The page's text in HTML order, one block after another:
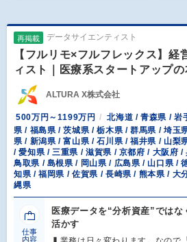
再掲載 データサイエンティスト
【フルリモ×フルフレックス】経
ィスト｜医療系スタートアップ
ALTURA X株式会社
500万円～1199万円
北海道 / 青森県 / 岩
県 / 福島県 / 茨城県 / 栃木県 / 群馬県 / 埼玉
県 / 新潟県 / 富山県 / 石川県 / 福井県 / 山梨
/ 愛知県 / 三重県 / 滋賀県 / 京都府 / 大阪府
鳥取県 / 島根県 / 岡山県 / 広島県 / 山口県 /
知県 / 福岡県 / 佐賀県 / 長崎県 / 熊本県 / 大
縄県
仕事
内容
医療データを“分析資産”では
活かす